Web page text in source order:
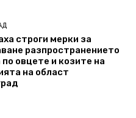
строги мерки за
разпространението
овцете и козите на
на област